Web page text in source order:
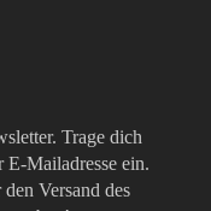
Trage dich
E-Mailadresse ein.
Versand des